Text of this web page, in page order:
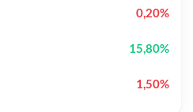
0,20%
15,80%
1,50%